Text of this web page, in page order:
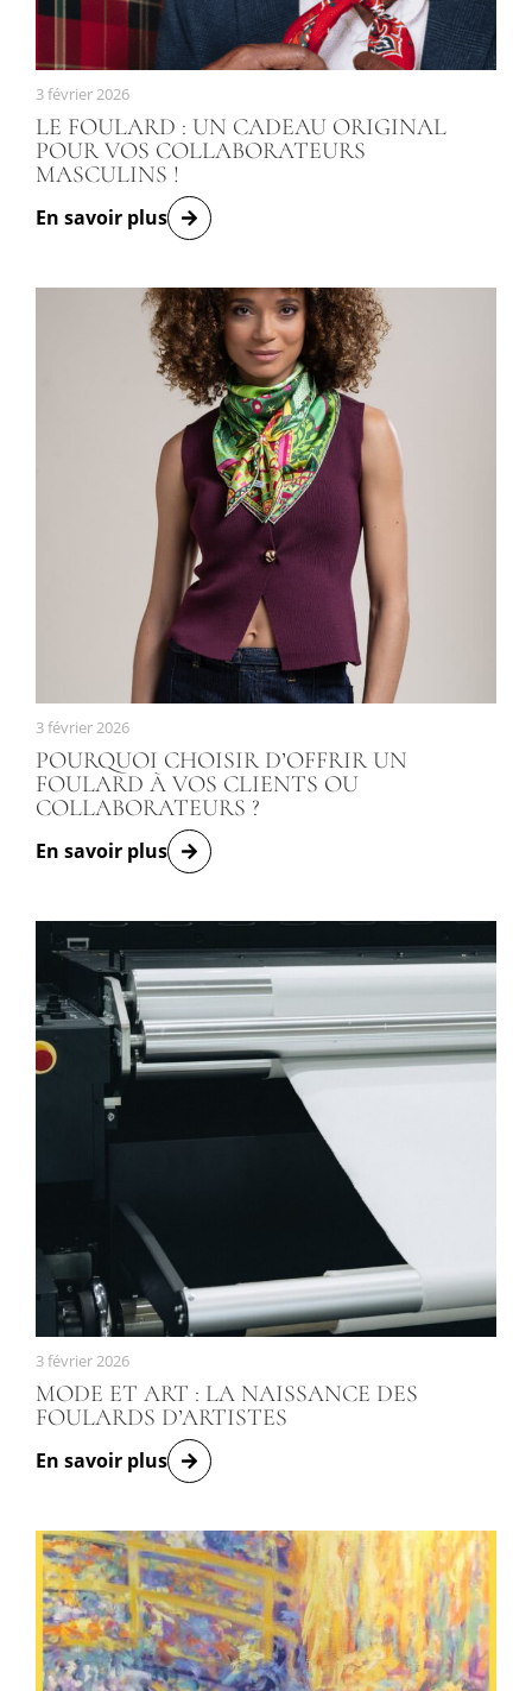
3 février 2026
LE FOULARD : UN CADEAU ORIGINAL
POUR VOS COLLABORATEURS
MASCULINS !
En savoir plus
3 février 2026
POURQUOI CHOISIR D’OFFRIR UN
FOULARD À VOS CLIENTS OU
COLLABORATEURS ?
En savoir plus
3 février 2026
MODE ET ART : LA NAISSANCE DES
FOULARDS D’ARTISTES
En savoir plus